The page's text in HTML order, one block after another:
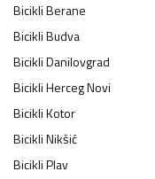
BicikliBerane
BicikliBudva
BicikliDanilovgrad
BicikliHerceg Novi
BicikliKotor
BicikliNikšić
BicikliPlav